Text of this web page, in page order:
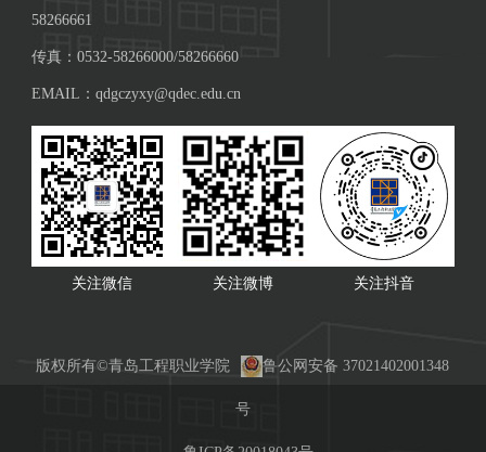
58266661
传真：0532-58266000/58266660
EMAIL：qdgczyxy@qdec.edu.cn
关注微信 关注微博 关注抖音
版权所有©青岛工程职业学院 鲁公网安备 37021402001348
号